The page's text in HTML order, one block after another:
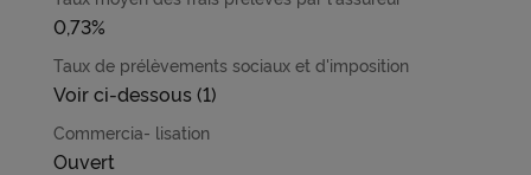
0,73%
Voir ci-dessous (1)
Ouvert